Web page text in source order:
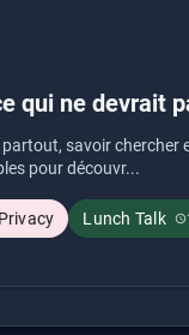
qui ne devrait
savoir chercher
pour découvr...
Lunch Talk schedule